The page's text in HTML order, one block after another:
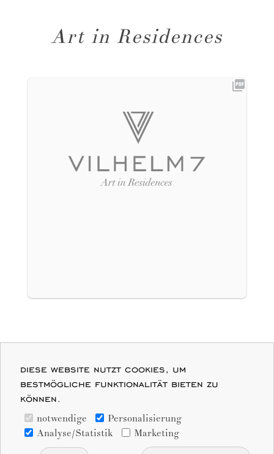
diese website nutzt cookies, um
bestmögliche funktionalität bieten zu
können.
notwendige
Personalisierung
Analyse/Statistik
Marketing
Art in Residences
creme guides